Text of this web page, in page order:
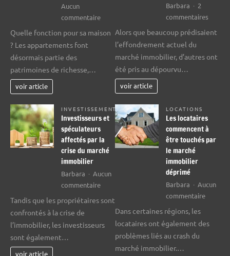
Aucun
commentairesur
transactions
appartement
Quelle fonction pour sa maison
? Les appartements font
désormais partie des
patrimoines de richesse,…
voir article
Barbara
2
commentaires
crash
Alors que beaucoup prédisaient
l’effondrement actuel du
marché immobilier, d’autres ont
été pris au dépourvu…
voir article
INVESTISSEMENT
Investisseurs et
spéculateurs
affectés par la
crise du marché
immobilier
Barbara
Aucun
commentairesur
affectés
Tandis que les propriétaires sont
confrontés à la crise de
l’immobilier, les investisseurs
sont également…
voir article
LOCATIONS
Les locataires
commencent à
être touchés par
le marché
immobilier
déprimé
Barbara
Aucun
commentairesur
Dans certaines régions, les
locataires ont également des
problèmes liés au crash du
marché immobilier.…